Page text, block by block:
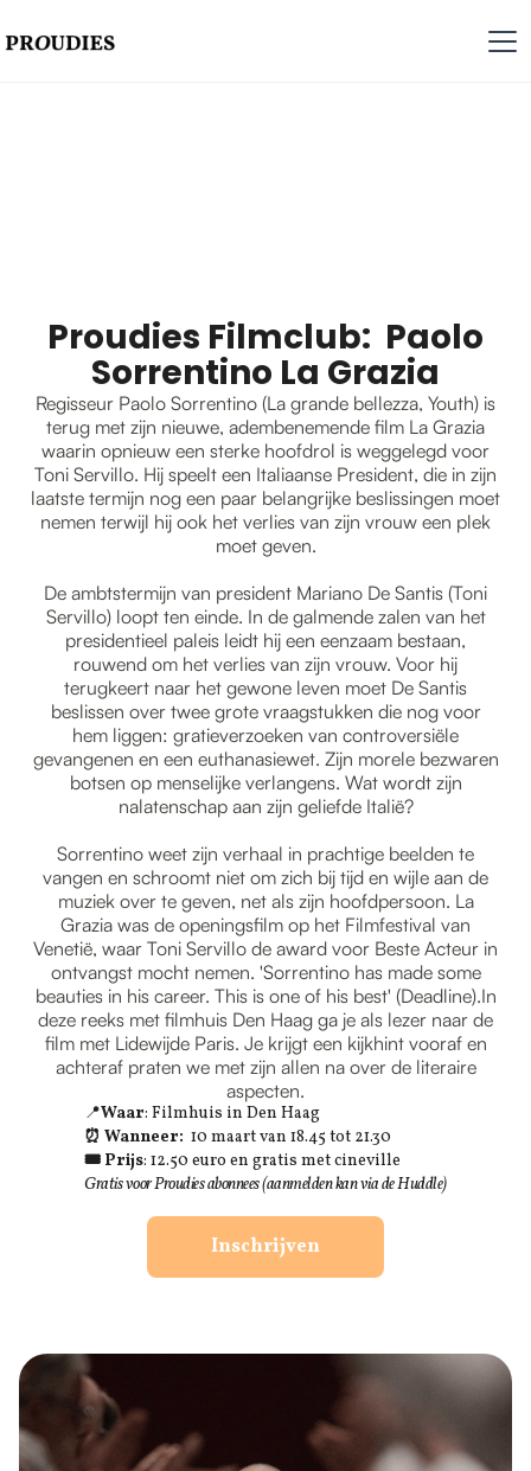
Proudies Filmclub: Paolo
Sorrentino La Grazia
Regisseur Paolo Sorrentino (La grande bellezza, Youth) is
terug met zijn nieuwe, adembenemende film La Grazia
waarin opnieuw een sterke hoofdrol is weggelegd voor
Toni Servillo. Hij speelt een Italiaanse President, die in zijn
laatste termijn nog een paar belangrijke beslissingen moet
nemen terwijl hij ook het verlies van zijn vrouw een plek
moet geven.
De ambtstermijn van president Mariano De Santis (Toni
Servillo) loopt ten einde. In de galmende zalen van het
presidentieel paleis leidt hij een eenzaam bestaan,
rouwend om het verlies van zijn vrouw. Voor hij
terugkeert naar het gewone leven moet De Santis
beslissen over twee grote vraagstukken die nog voor
hem liggen: gratieverzoeken van controversiële
gevangenen en een euthanasiewet. Zijn morele bezwaren
botsen op menselijke verlangens. Wat wordt zijn
nalatenschap aan zijn geliefde Italië?
Sorrentino weet zijn verhaal in prachtige beelden te
vangen en schroomt niet om zich bij tijd en wijle aan de
muziek over te geven, net als zijn hoofdpersoon. La
Grazia was de openingsfilm op het Filmfestival van
Venetië, waar Toni Servillo de award voor Beste Acteur in
ontvangst mocht nemen. 'Sorrentino has made some
beauties in his career. This is one of his best' (Deadline).In
deze reeks met filmhuis Den Haag ga je als lezer naar de
film met Lidewijde Paris. Je krijgt een kijkhint vooraf en
achteraf praten we met zijn allen na over de literaire
aspecten.
📍Waar: Filmhuis in Den Haag
⏰ Wanneer:10 maart van 18.45 tot 21.30
🎟 Prijs: 12.50 euro en gratis met cineville
Gratis voor Proudies abonnees (aanmelden kan via de Huddle)
Inschrijven